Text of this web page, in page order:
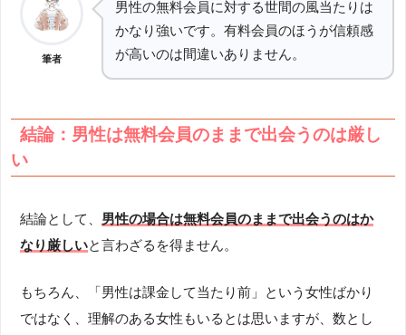
筆者
男性の無料会員に対する世間の風当たりは
かなり強いです。有料会員のほうが信頼感
が高いのは間違いありません。
結論：男性は無料会員のままで出会うのは厳し
い
結論として、 男性の場合は無料会員のままで出会うのはか
なり厳しいと言わざるを得ません。
もちろん、「男性は課金して当たり前」という女性ばかり
ではなく、理解のある女性もいるとは思いますが、数とし